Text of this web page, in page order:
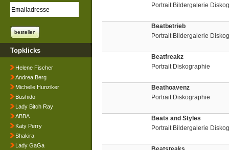
Topklicks
Helene Fischer
Andrea Berg
Michelle Hunziker
Bushido
Lady Bitch Ray
ABBA
Katy Perry
Shakira
Lady GaGa
Portrait Bildergalerie
Beatbetrieb
Portrait Bildergalerie
Beatfreakz
Portrait Diskographie
Beathoavenz
Portrait Diskographie
Beats and Styles
Portrait Bildergalerie